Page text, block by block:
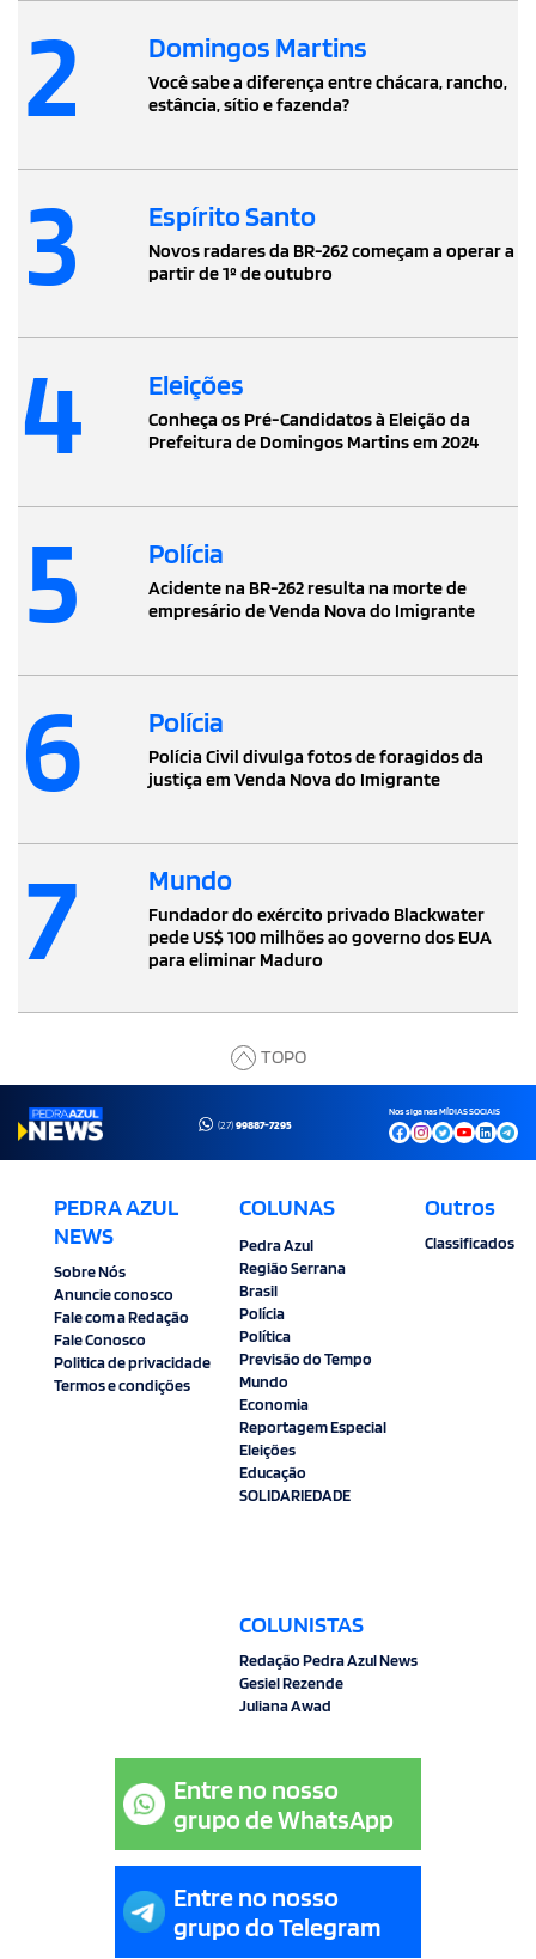
2 Domingos Martins
Você sabe a diferença entre chácara, rancho,
estância, sítio e fazenda?
3 Espírito Santo
Novos radares da BR-262 começam a operar a
partir de 1º de outubro
4 Eleições
Conheça os Pré-Candidatos à Eleição da
Prefeitura de Domingos Martins em 2024
5 Polícia
Acidente na BR-262 resulta na morte de
empresário de Venda Nova do Imigrante
6 Polícia
Polícia Civil divulga fotos de foragidos da
justiça em Venda Nova do Imigrante
7 Mundo
Fundador do exército privado Blackwater
pede US$ 100 milhões ao governo dos EUA
para eliminar Maduro
TOPO
(27)99887-7295
Nos siga nas MÍDIAS SOCIAIS
PEDRA AZUL
NEWS
Sobre Nós
Anuncie conosco
Fale com a Redação
Fale Conosco
Politica de privacidade
Termos e condições
COLUNAS
Pedra Azul
Região Serrana
Brasil
Polícia
Política
Previsão do Tempo
Mundo
Economia
Reportagem Especial
Eleições
Educação
SOLIDARIEDADE
COLUNISTAS
Redação Pedra Azul News
Gesiel Rezende
Juliana Awad
Outros
Classificados
Entre no nosso
grupo de WhatsApp
Entre no nosso
grupo do Telegram